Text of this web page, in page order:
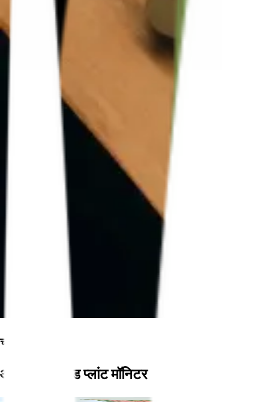
चलो बढ़ते हैं
आपका कनेक्टेड प्लांट मॉनिटर